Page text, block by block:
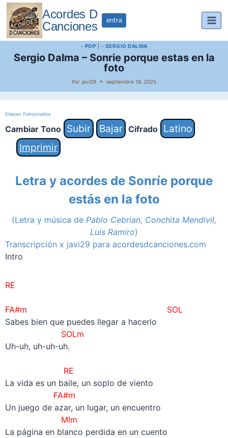
Saltar
contenido
Acordes D
Canciones
entra
- POP - SERGIO DALMA
Sergio Dalma – Sonrie porque estas en la
foto
Por javi29 septiembre 18, 2025
Enlaces Patrocinados
Cambiar Tono Subir Bajar Cifrado
Latino
Imprimir
Letra y acordes de Sonríe porque
estás en la foto
(Letra y música de Pablo Cebrian, Conchita Mendivil,
Luis Ramiro)
Transcripción x javi29 para acordesdcanciones.com
Intro
RE
FA#m SOL
Sabes bien que puedes llegar a hacerlo
SOLm
Uh-uh, uh-uh-uh.
RE
La vida es un baile, un soplo de viento
FA#m
Un juego de azar, un lugar, un encuentro
MIm
La página en blanco perdida en un cuento